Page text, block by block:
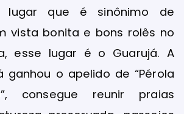
que é sinônimo de
vista bonita e bons rolês no
esse lugar é o Guarujá. A
ganhou o apelido de “Pérola
consegue reunir praias